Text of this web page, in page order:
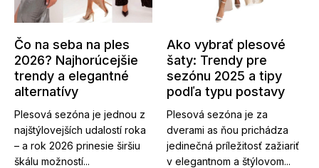
Čo na seba na ples
2026? Najhorúcejšie
trendy a elegantné
alternatívy
Plesová sezóna je jednou z
najštýlovejších udalostí roka
– a rok 2026 prinesie širšiu
škálu možností...
Ako vybrať plesové
šaty: Trendy pre
sezónu 2025 a tipy
podľa typu postavy
Plesová sezóna je za
dverami as ňou prichádza
jedinečná príležitosť zažiariť
v elegantnom a štýlovom...